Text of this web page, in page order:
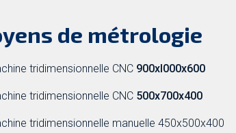
de métrologie
tridimensionnelle CNC 900xl000x600
tridimensionnelle CNC 500x700x400
tridimensionnelle manuelle 450x500x400